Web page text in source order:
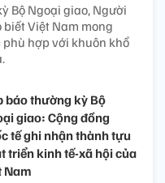
Bộ Ngoại giao, Người
Việt Nam mong
hợp với khuôn khổ
báo thường kỳ Bộ
giao: Cộng đồng
tế ghi nhận thành tựu
triển kinh tế-xã hội của
Nam